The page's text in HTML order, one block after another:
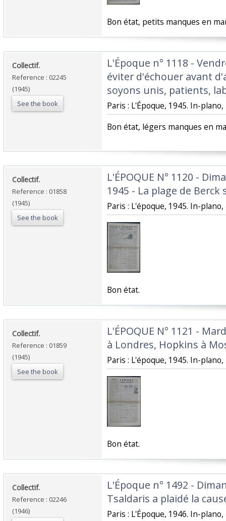
‎Bon état, petits manques en
‎Collectif.‎
Reference : 02245
(1945)
See the book
‎L'Époque n° 1118 -
éviter d'échouer avant
soyons unis, patients,
‎Paris : L'Époque, 1945. In-plano,
‎Bon état, légers manques en
‎Collectif.‎
Reference : 01858
(1945)
See the book
‎L'ÉPOQUE N° 1120 -
1945 - La plage de Berck
‎Paris : L'époque, 1945. In-plano,
‎Bon état.‎
‎Collectif.‎
Reference : 01859
(1945)
See the book
‎L'ÉPOQUE N° 1121 -
à Londres, Hopkins à
‎Paris : L'époque, 1945. In-plano,
‎Bon état.‎
‎Collectif.‎
Reference : 02246
(1946)
‎L'Époque n° 1492 -
Tsaldaris a plaidé la
‎Paris : L'Époque, 1946. In-plano,